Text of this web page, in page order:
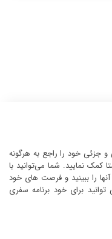
جزئی خود را راجع به هرگونه
کمک نمایید. شما می‌توانید با
را ببینید و فرصت های خود
برای خود برنامه سفری